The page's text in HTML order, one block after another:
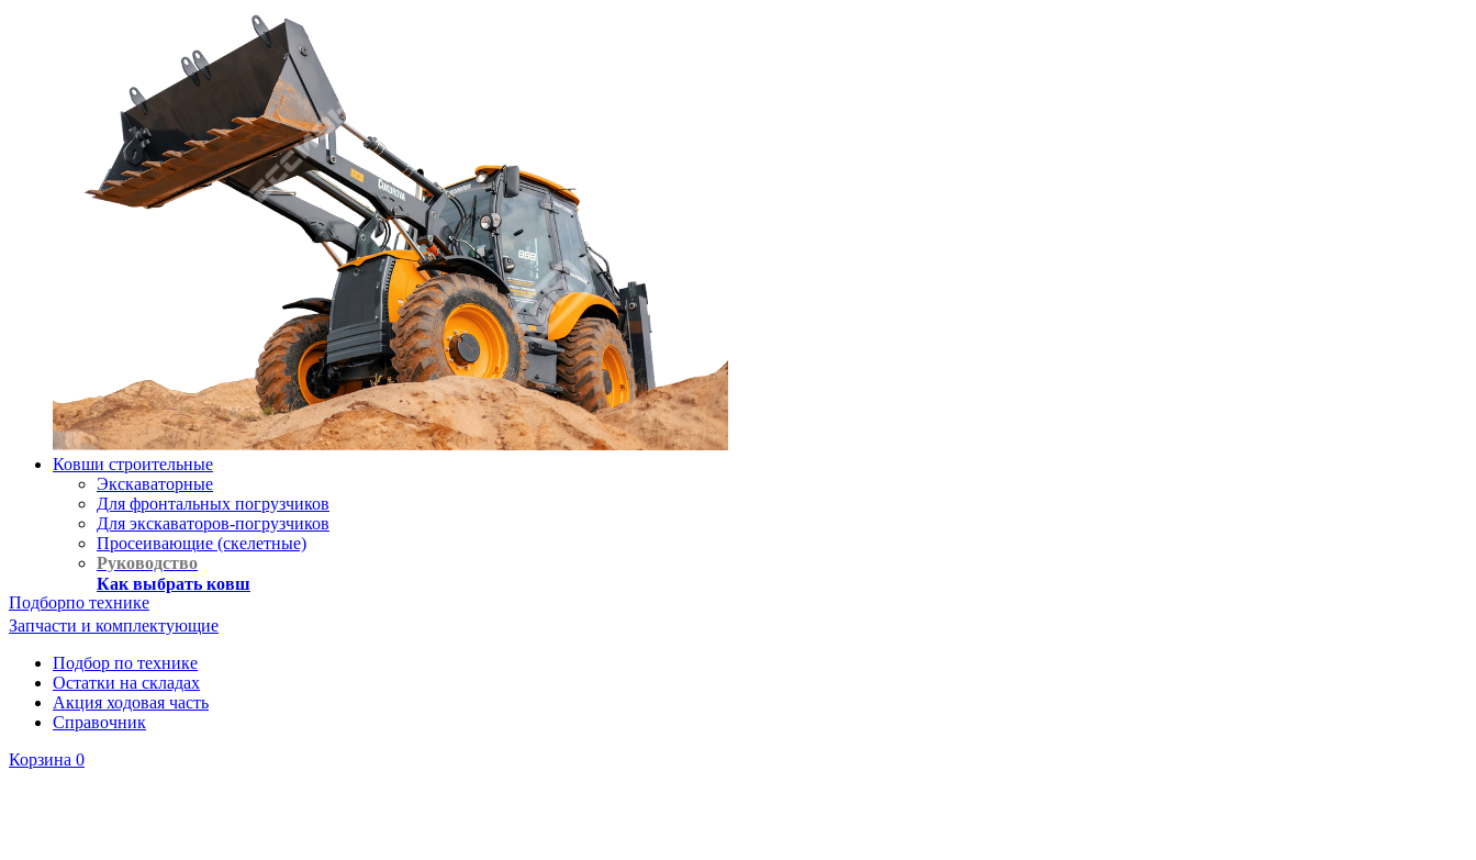
Ковши строительные
Экскаваторные
Для фронтальных погрузчиков
Для экскаваторов-погрузчиков
Просеивающие (скелетные)
Руководство
Как выбрать ковш
Подборпо технике
Запчасти и комплектующие
Подбор по технике
Остатки на складах
Акция ходовая часть
Справочник
Корзина 0